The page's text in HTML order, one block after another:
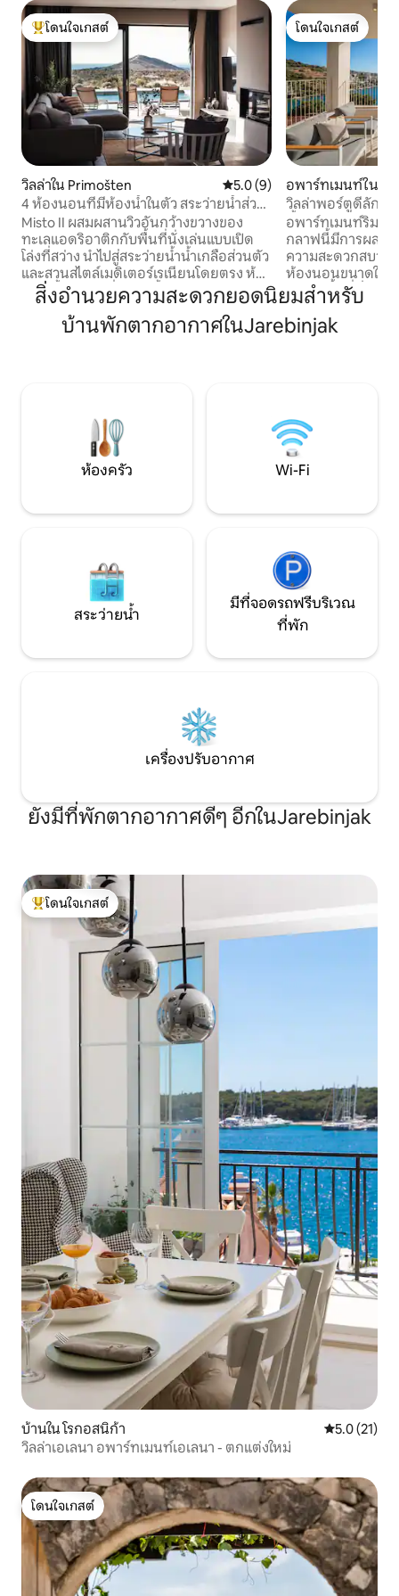
โดนใจเกสต์ที่สุด
โดนใจเกสต์
วิลล่าใน Primošten คะแนนเฉลี่ย 5.0 จาก 5, 9 รีวิว
5.0 (9)
4 ห้องนอนที่มีห้องน้ำในตัว สระว่ายน้ำส่วน
ตัว และวิวทะเล
Misto II ผสมผสานวิวอันกว้างขวางของ
ทะเลแอดริอาติกกับพื้นที่นั่งเล่นแบบเปิด
โล่งที่สว่าง นำไปสู่สระว่ายน้ำน้ำเกลือส่วนตัว
และสวนสไตล์เมดิเตอร์เรเนียนโดยตรง ห้อง
นอนทั้ง 4 ห้องที่มีห้องน้ำในตัวหันหน้าไป
ทางทะเล รวมถึงห้องนอนที่ชั้นล่างซึ่งเข้า
ถึงบริเวณสระว่ายน้ำได้โดยตรง เลานจ์ร่ม
โดนใจเกสต์
โดนใจเกสต์
อพาร์ทเมนท์ใน
วิลล่าพอร์ตูดีลักซ์
น้ำ
อพาร์ทเมนท์ริมทะ
กลาฟนี้มีการผสม
ความสะดวกสบาย
ห้องนอนขนาดให
2 ห้อง พื้นที่นั่งเล่น
ห้องครัวที่มีอุปกร
สามารถเพลิดเพลิ
Wi-Fi สระว่ายน้ำ
เคียง
สิ่งอำนวยความสะดวกยอดนิยมสำหรับ
บ้านพักตากอากาศในJarebinjak
ห้องครัว Wi-Fi
สระว่ายน้ำ
มีที่จอดรถฟรีบริเวณ
ที่พัก
เครื่องปรับอากาศ
ยังมีที่พักตากอากาศดีๆ อีกในJarebinjak
โดนใจเกสต์ที่สุด
โดนใจเกสต์
บ้านใน โรกอสนิก้า คะแนนเฉลี่ย
5.0 (21)
วิลล่าเอเลนา อพาร์ทเมนท์เอเลนา - ตกแต่งใหม่
โดนใจเกสต์
โดนใจเกสต์